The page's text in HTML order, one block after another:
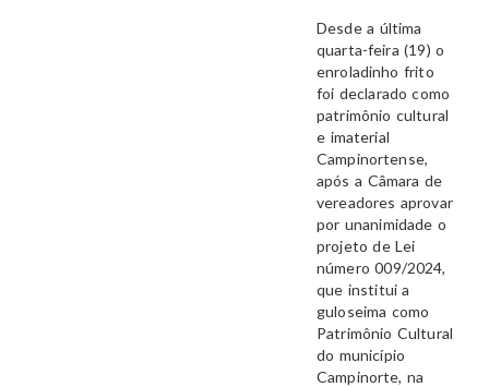
Desde a última
quarta-feira (19) o
enroladinho frito
foi declarado como
patrimônio cultural
e imaterial
Campinortense,
após a Câmara de
vereadores aprovar
por unanimidade o
projeto de Lei
número 009/2024,
que institui a
guloseima como
Patrimônio Cultural
do município
Campinorte, na